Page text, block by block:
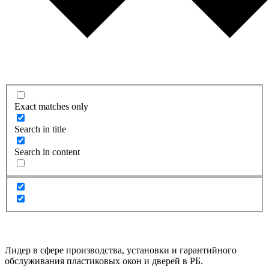
Exact matches only
Search in title
Search in content
Лидер в сфере производства, установки и гарантийного
обслуживания пластиковых окон и дверей в РБ.